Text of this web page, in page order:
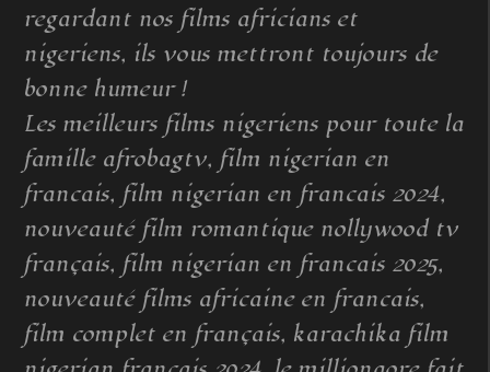
regardant nos films africians et
nigeriens, ils vous mettront toujours de
bonne humeur !
Les meilleurs films nigeriens pour toute la
famille afrobagtv, film nigerian en
francais, film nigerian en francais 2024,
nouveauté film romantique nollywood tv
français, film nigerian en francais 2025,
nouveauté films africaine en francais,
film complet en français, karachika film